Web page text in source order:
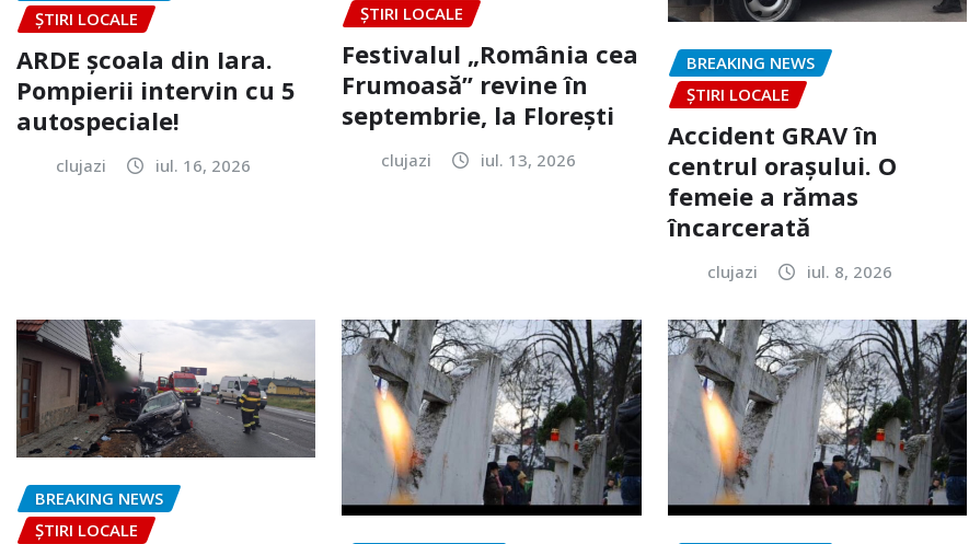
ȘTIRI LOCALE
ARDE școala din Iara.
Pompierii intervin cu 5
autospeciale!
clujazi iul. 16, 2026
ȘTIRI LOCALE
Festivalul „România cea
Frumoasă” revine în
septembrie, la Florești
clujazi iul. 13, 2026
BREAKING NEWS
ȘTIRI LOCALE
Accident GRAV în
centrul orașului. O
femeie a rămas
încarcerată
clujazi iul. 8, 2026
BREAKING NEWS
ȘTIRI LOCALE